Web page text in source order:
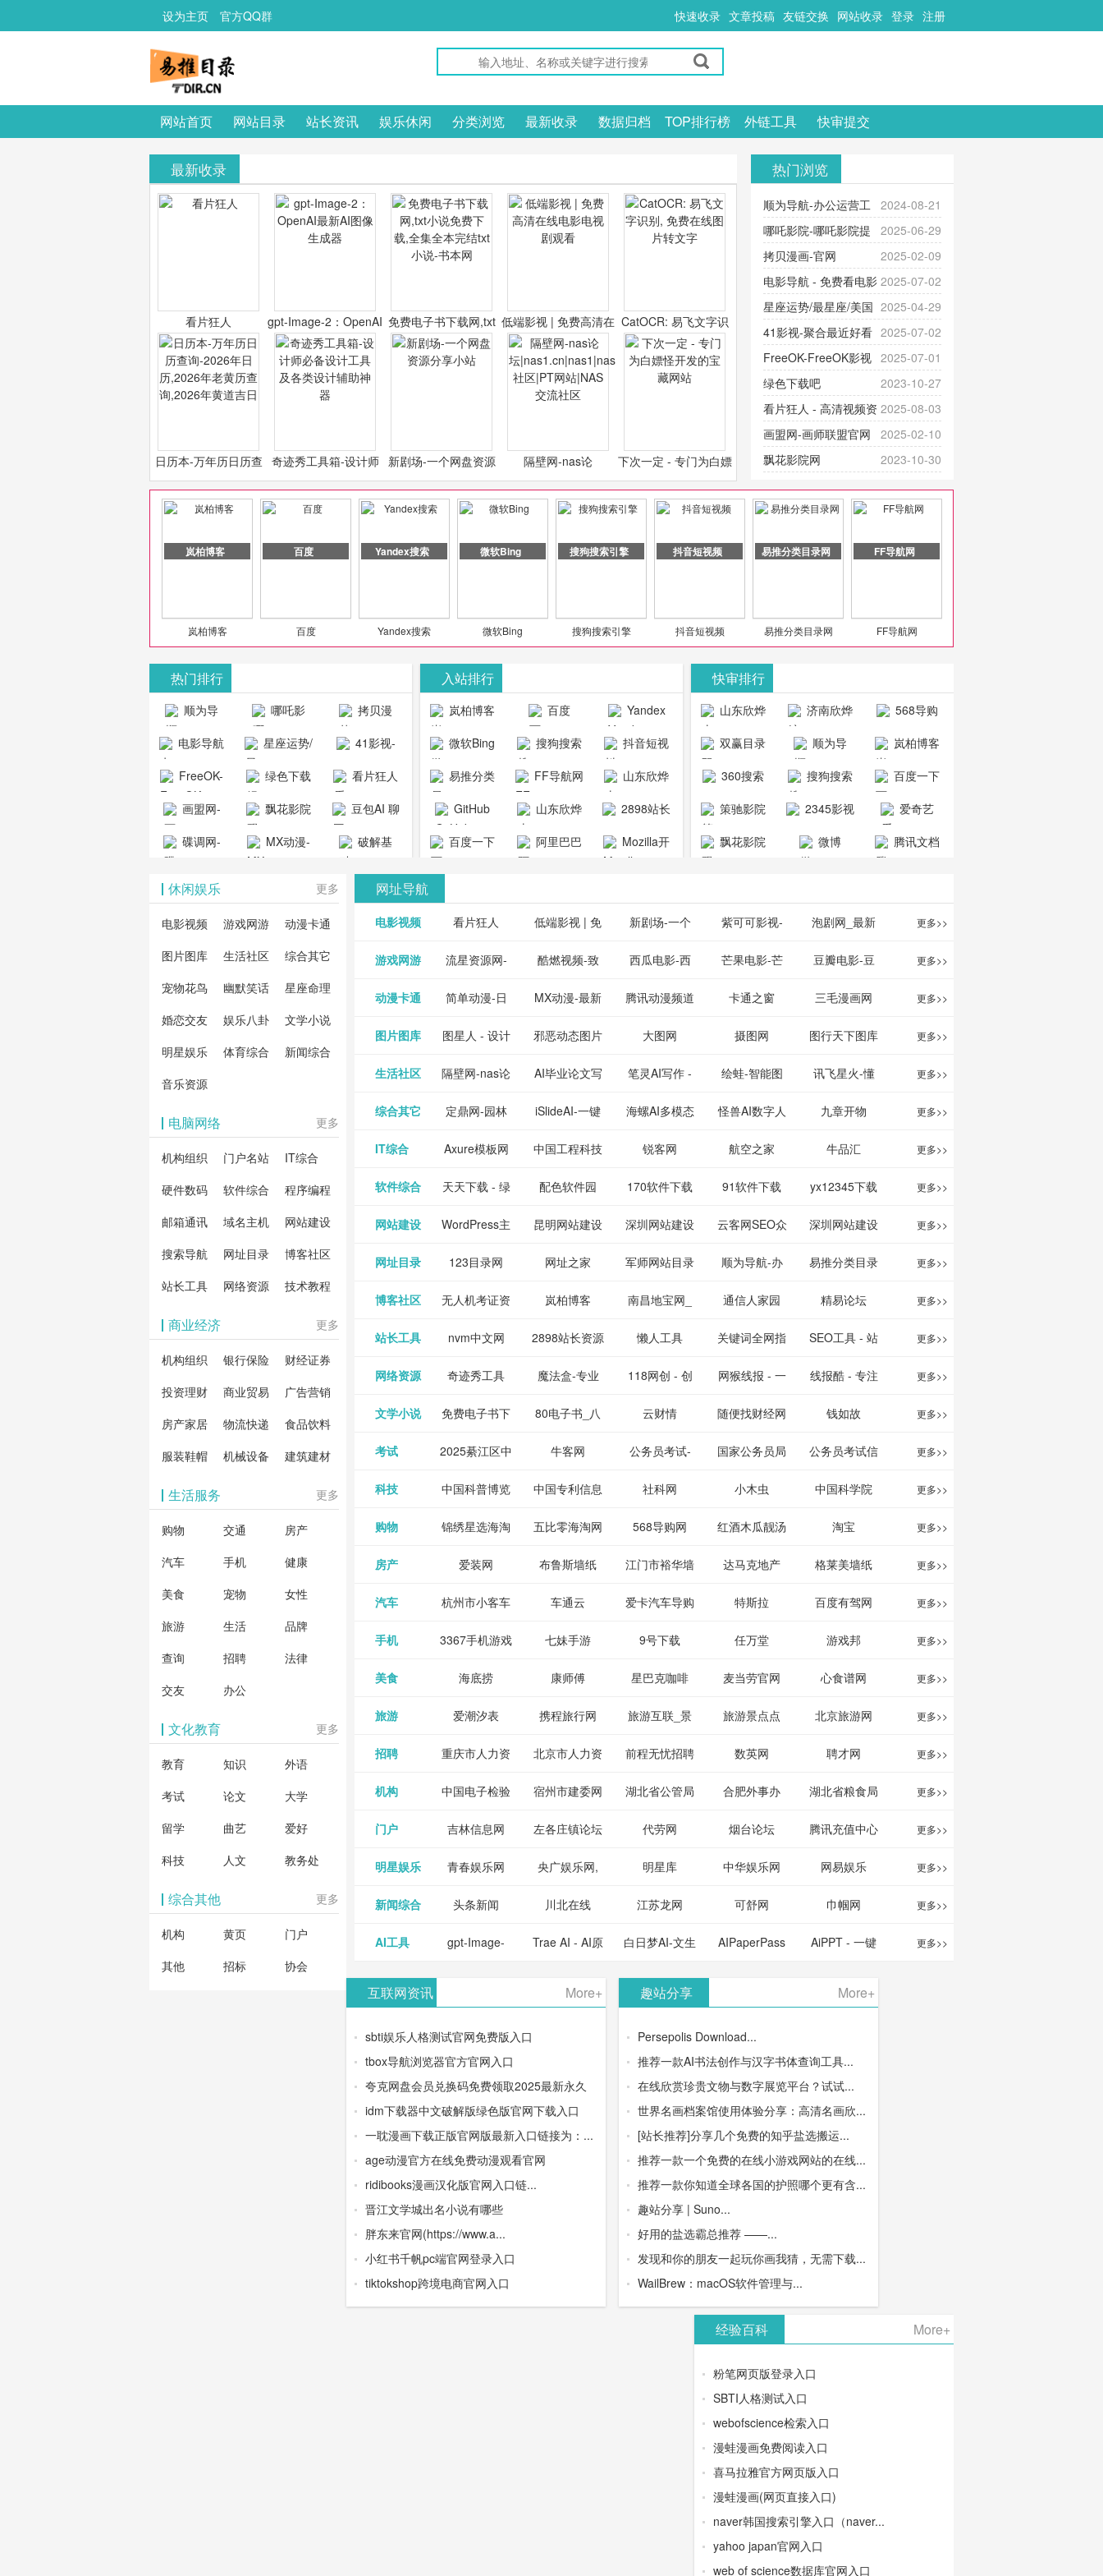
设为主页 官方QQ群 快速收录 文章投稿 友链交换 网站收录 登录 注册
网站首页 网站目录 站长资讯 娱乐休闲 分类浏览 最新收录 数据归档 TOP排行榜 外链工具 快审提交
最新收录
看片狂人
gpt-Image-2：OpenAI
最新AI图像生成器
免费电子书下载网,txt
小说免费下载,全集全
本完结txt小说-书本网
低端影视 | 免费高清在
线电影电视剧观看
CatOCR: 易飞文字识
别, 免费在线图片转文
字
日历本-万年历日历查
询-2026年日历,2026
年老黄历查询,2026年
奇迹秀工具箱-设计师
必备设计工具及各类设
计辅助神器
新剧场-一个网盘资源
分享小站
隔壁网-nas论
坛|nas1.cn|nas1|nas
社区|PT网站|NAS交流
下次一定 - 专门为白嫖
怪开发的宝藏网站
热门浏览
2024-08-21
顺为导航-办公运营工
具导航
2025-06-29
哪吒影院-哪吒影院提
供最新、最全的高清电影、电视
剧、动漫和综艺节目免费观看。平
台内容丰富，更新快速，支持在线
观看，满足各类影迷需求，提供无
广告、高清流畅的观影体验。
2025-02-09
拷贝漫画-官网
_www.copymango.com_动漫综合
2025-07-02
电影导航 - 免费看电影
就来这！ | 快导航网-免费看电影就
来这！收录大量免费看电影网站！
2025-04-29
星座运势/最星座/美国
神婆星座网
2025-07-02
41影视-聚合最近好看
的电视剧最新电影网站-41影视为您
提供最新成全短剧电视剧、电视剧
大全、好看的电视剧、最新的电影
在线观看，神马影院每天更新最新
好看的动作片、 喜剧片、爱情片、
2025-07-01
FreeOK-FreeOK影视
官网-最新影视资源|追剧也很卷
2023-10-27
绿色下载吧
2025-08-03
看片狂人 - 高清视频资
源免费在线观看
2025-02-10
画盟网-画师联盟官网
_huashilm.com_动漫综合2023-10-30
飘花影院网
页版入口
岚柏博客
岚柏博客
百度
百度
Yandex搜索
Yandex搜索
微软Bing
微软Bing
搜狗搜索引擎
搜狗搜索引擎
抖音短视频
抖音短视频
易推分类目录网
易推分类目录网
FF导航网
FF导航网
山东欣烨化工有限公
热门排行
顺为导
航-办公运营
哪吒影
院-哪吒影院
提供最新、
最全的高清
电影、电视
剧、动漫和
综艺节目免
台内容丰
富，更新快
速，支持在
线观看，满
需求，提供
无广告、高
拷贝漫
画-官网
_www.copymango.com_
动漫综合
电影导航
- 免费看电影
就来这！ | 快
导航网-免费
看电影就来
量免费看电
影网站！
星座运势/
最星座/美国
神婆星座网
41影视-
聚合最近好
看的电视剧
最新电影网
站-41影视为
成全短剧电
视剧、电视
看的电视
剧、最新的
看，神马影
院每天更新
动作片、 喜
剧片、爱情
等全新电
FreeOK-
FreeOK影视
官网-最新影
视资源|追剧
绿色下载
吧
看片狂人
- 高清视频资
源免费在线
观看
画盟网-
画师联盟官
_huashilm.com_
动漫综合
飘花影院
网
豆包AI 聊
天智能对话
网页版入口
碟调网-
提供最新电
视剧和2025
的在线观
看，快来碟
调电影网在
热门影视作
品吧！
MX动漫-
破解基
整合当前互
联网最新最
软件免费下
载、资源免
术教程学习
与交流平
解软件、整
卓破解软件
载！旨在打
造一个绿色
件共享站、
资源
入站排行
岚柏博客 百度
Yandex
搜索
微软Bing
搜狗搜索
引擎
抖音短视
频
易推分类
目录网
FF导航网
山东欣烨
化工有限公
GitHub
山东欣烨
生物科技有
2898站长
资源平台
百度一下
阿里巴巴
Mozilla开
快审排行
山东欣烨
生物科技有
济南欣烨
科技有限公
568导购
网
双赢目录
顺为导
航-办公运营
岚柏博客
360搜索
搜狗搜索
百度一下
策驰影院
2345影视
大全
爱奇艺
VIP会员
飘花影院
微博 腾讯文档
休闲娱乐 更多
电影视频 游戏网游
动漫卡通
图片图库
生活社区
综合其它
宠物花鸟
幽默笑话
星座命理
婚恋交友
娱乐八卦
文学小说
明星娱乐
体育综合
新闻综合
音乐资源
电脑网络 更多
机构组织 门户名站
IT综合
硬件数码
软件综合
程序编程
邮箱通讯
域名主机
网站建设
搜索导航
网址目录
博客社区
站长工具
网络资源 技术教程
商业经济 更多
机构组织 银行保险
财经证券
投资理财
商业贸易
广告营销
房产家居
物流快递
食品饮料
服装鞋帽
机械设备 建筑建材
生活服务 更多
购物 交通
房产
汽车
手机
健康
美食
宠物
女性
旅游
生活
品牌
查询
招聘
法律
交友
办公
文化教育 更多
教育 知识
外语
考试
论文
大学
留学
曲艺
爱好
科技
人文 教务处
综合其他 更多
机构 黄页
门户
其他
招标 协会
网址导航
电影视频 看片狂人 低端影视 | 免
费高清在线电
影电视剧观看
新剧场-一个
网盘资源分享
小站
紫可可影视-
紫可可,免费提
供最新高清电
影
泡剧网_最新
电视剧免费在
线观看_热播
电视剧大全
更多>>
游戏网游 流星资源网-
流星蝴蝶剑官
网资源下载站
酷燃视频-致
力于打造中国
领先的优质短
节目视频
西瓜电影-西
瓜视频网站电
影频道
芒果电影-芒
果TV网站电影
频道
豆瓣电影-豆
瓣电影提供最
新的电影介绍
及评论包括上
映影片的影讯
查询及购票服
务。你可以记
录想看、在看
和看过的电影
电视剧，顺便
打分、写影
评。根据你的
更多>>
动漫卡通 简单动漫-日
本动画BT下载
站
MX动漫-最新
最全动漫免费
在线观看
腾讯动漫频道
_comic.qq.com_
动漫综合
卡通之窗
_www.cartoonwin.com_
动漫原创
三毛漫画网
_www.sanmao.com.cn_
动漫原创
更多>>
图片图库 图星人 - 设计
图片素材免费
下载网站
邪恶动态图片
大全
大图网 摄图网 图行天下图库 更多>>
生活社区 隔壁网-nas论
坛|nas1.cn|nas1|nas
社区|PT网
站|NAS交流社
区
AI毕业论文写
作-AI毕业设
计-AI答辩问题
预测与PPT模
板生成
笔灵AI写作 -
国内领先的AI
写作助手
绘蛙-智能图
片、文案创作
平台
讯飞星火-懂
我的AI助手
更多>>
综合其它 定鼎网-园林
景观建筑室内
设计资料分享
平台
iSlideAI-一键
生成PPT模板
下载
海螺AI多模态
大语言模型
怪兽AI数字人 九章开物 更多>>
IT综合 Axure模板网 中国工程科技
知识中心
锐客网 航空之家 牛品汇 更多>>
软件综合 天天下载 - 绿
色精品软件应
用分享平台
配色软件园 170软件下载
站
91软件下载 yx12345下载
站
更多>>
网站建设 WordPress主
题模板下载_
爱主题
昆明网站建设 深圳网站建设 云客网SEO众
包服务平台
深圳网站建设 更多>>
网址目录 123目录网 网址之家 军师网站目录
网址大全
顺为导航-办
公运营工具导
航
易推分类目录
网
更多>>
博客社区 无人机考证资
讯网
岚柏博客 南昌地宝网_
南昌论坛
通信人家园 精易论坛 更多>>
站长工具 nvm中文网 2898站长资源
平台
懒人工具 关键词全网指
数查询
SEO工具 - 站
长之家
更多>>
网络资源 奇迹秀工具
箱-设计师必
备设计工具及
各类设计辅助
神器
魔法盒-专业
的游戏动画特
效学习平台
118网创 - 创
业项目资源分
享下载平台
网猴线报 - 一
个简单且纯粹
的活动线报资
源分享网站
线报酷 - 专注
线报活动
更多>>
文学小说 免费电子书下
载网,txt小说
免费下载,全集
全本完结txt小
说-书本网
80电子书_八
零电子书
_80txt_八零
小说网
云财情 随便找财经网 钱如故 更多>>
考试 2025綦江区中
考志愿填报系
统
牛客网 公务员考试-
中公教育网
国家公务员局 公务员考试信
息网
更多>>
科技 中国科普博览 中国专利信息
网
社科网 小木虫 中国科学院 更多>>
购物 锦绣星选海淘 五比零海淘网 568导购网 红酒木瓜靓汤
官网
淘宝 更多>>
房产 爱装网 布鲁斯墙纸 江门市裕华墙
纸
达马克地产 格莱美墙纸 更多>>
汽车 杭州市小客车
总量调控管理
信息系统
车通云 爱卡汽车导购 特斯拉 百度有驾网 更多>>
手机 3367手机游戏 七妹手游 9号下载 任万堂 游戏邦 更多>>
美食 海底捞 康师傅 星巴克咖啡 麦当劳官网 心食谱网 更多>>
旅游 爱潮汐表 携程旅行网 旅游互联_景
点门票预订
旅游景点点
评-猫途鹰
Tripadvisor
北京旅游网 更多>>
招聘 重庆市人力资
源和社会保障
局
北京市人力资
源和社会保障
前程无忧招聘
网
数英网 聘才网 更多>>
机构 中国电子检验
检疫业务网
宿州市建委网 湖北省公管局 合肥外事办 湖北省粮食局 更多>>
门户 吉林信息网 左各庄镇论坛 代劳网 烟台论坛 腾讯充值中心 更多>>
明星娱乐 青春娱乐网 央广娱乐网, 明星库 中华娱乐网 网易娱乐 更多>>
新闻综合 头条新闻 川北在线 江苏龙网 可舒网 巾帼网 更多>>
AI工具 gpt-Image-
器
Trae AI - AI原
pro与
DeepSeek模
白日梦AI-文生
视频类AIGC
AIPaperPass
千字大纲
AiPPT - 一键 更多>>
互联网资讯 More+
sbti娱乐人格测试官网免费版入口
tbox导航浏览器官方官网入口
夸克网盘会员兑换码免费领取2025最新永久
idm下载器中文破解版绿色版官网下载入口
一耽漫画下载正版官网版最新入口链接为：...
age动漫官方在线免费动漫观看官网
ridibooks漫画汉化版官网入口链...
晋江文学城出名小说有哪些
胖东来官网(https://www.a...
小红书千帆pc端官网登录入口
tiktokshop跨境电商官网入口
趣站分享 More+
Persepolis Download...
推荐一款AI书法创作与汉字书体查询工具...
在线欣赏珍贵文物与数字展览平台？试试...
世界名画档案馆使用体验分享：高清名画欣...
[站长推荐]分享几个免费的知乎盐选搬运...
推荐一款一个免费的在线小游戏网站的在线...
推荐一款你知道全球各国的护照哪个更有含...
趣站分享 | Suno...
好用的盐选霸总推荐 ——...
发现和你的朋友一起玩你画我猜，无需下载...
WailBrew：macOS软件管理与...
经验百科 More+
粉笔网页版登录入口
SBTI人格测试入口
webofscience检索入口
漫蛙漫画免费阅读入口
喜马拉雅官方网页版入口
漫蛙漫画(网页直接入口)
naver韩国搜索引擎入口（naver...
yahoo japan官网入口
web of science数据库官网入口